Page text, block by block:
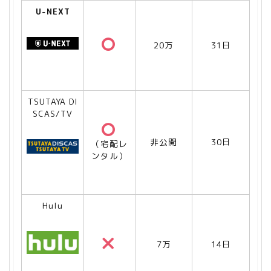
U-NEXT
20万 31日
TSUTAYA DI
SCAS/TV
（宅配レ
ンタル）
非公開 30日
Hulu
7万 14日